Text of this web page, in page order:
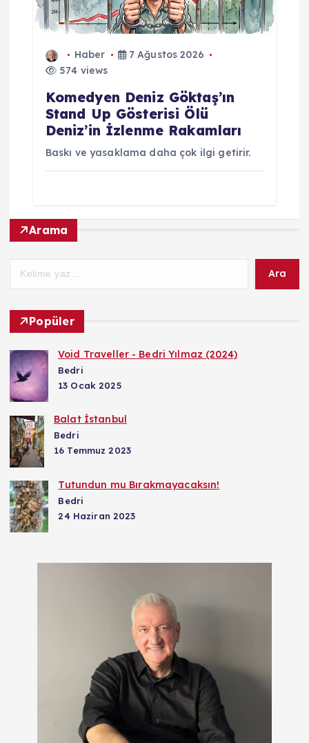
Haber
7 Ağustos 2026
574 views
Komedyen Deniz Göktaş’ın
Stand Up Gösterisi Ölü
Deniz’in İzlenme Rakamları
Baskı ve yasaklama daha çok ilgi getirir.
Arama
Ara
Popüler
Void Traveller - Bedri Yılmaz (2024)
Bedri
13 Ocak 2025
Balat İstanbul
Bedri
16 Temmuz 2023
Tutundun mu Bırakmayacaksın!
Bedri
24 Haziran 2023